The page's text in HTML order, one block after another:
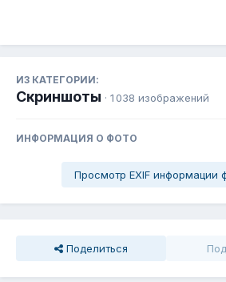
ИЗ КАТЕГОРИИ:
Скриншоты · 1 038 изображений
ИНФОРМАЦИЯ О ФОТО
Просмотр EXIF информации
Поделиться